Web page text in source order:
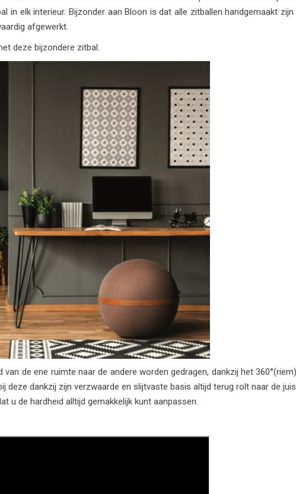
in elk interieur. Bijzonder aan Bloon is dat alle zitballen handgemaakt
afgewerkt.
deze bijzondere zitbal.
de ene ruimte naar de andere worden gedragen, dankzij het
dankzij zijn verzwaarde en slijtvaste basis altijd terug rolt naar de
u de hardheid alltijd gemakkelijk kunt aanpassen.